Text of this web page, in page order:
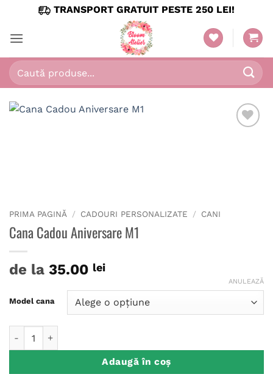
content
TRANSPORT GRATUIT PESTE 250 LEI!
Caută
după:
PRIMA PAGINĂ / CADOURI PERSONALIZATE / CANI
Cana Cadou Aniversare M1
de la 35.00 lei
Model cana
ANULEAZĂ
Adaugă în coș